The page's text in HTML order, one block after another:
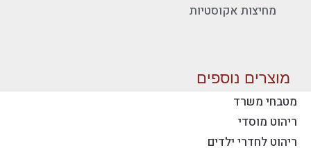
מחיצות אקוסטיות
מוצרים נוספים
מטבחי משרד
ריהוט מוסדי
ריהוט לחדרי ילדים
יצירת קשר - פז ריהוט משרדי